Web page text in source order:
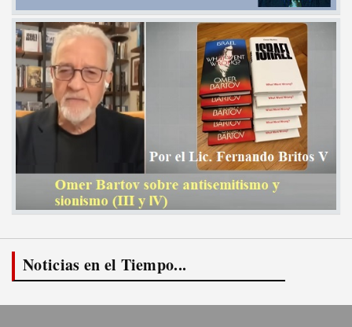
Noticias en el Tiempo...